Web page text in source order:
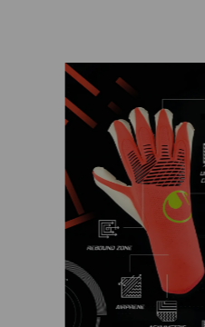
Ignorer la galerie d'images